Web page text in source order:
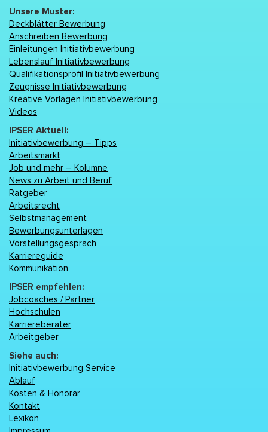
Unsere Muster:
Deckblätter Bewerbung
Anschreiben Bewerbung
Einleitungen Initiativbewerbung
Lebenslаuf Initiativbewerbung
Qualifikationsprofil Initiativbewerbung
Zeugnisse Initiativbewerbung
Kreative Vorlagen Initiativbewerbung
Videos
IPSER Aktuell:
Initiativbewerbung – Tipps
Arbeitsmarkt
Job und mehr – Kolumne
News zu Arbeit und Beruf
Ratgeber
Arbeitsrecht
Selbstmanagement
Bewerbungsunterlagen
Vorstellungsgespräch
Karriereguide
Kommunikation
IPSER empfehlen:
Jobcoaches / Partner
Hochschulen
Karriereberater
Arbeitgeber
Siehe auch:
Initiativbewerbung Service
Ablauf
Kosten & Honorar
Kontakt
Lexikon